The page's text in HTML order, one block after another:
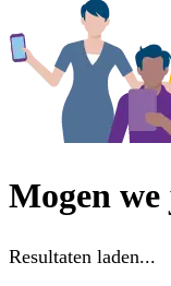
Mogen
Resultaten laden...